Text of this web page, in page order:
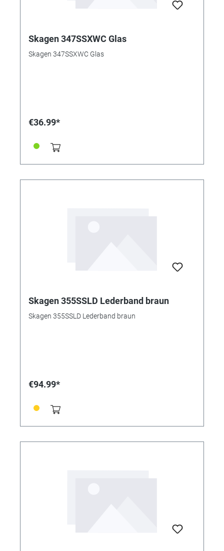
Skagen 347SSXWC Glas
Skagen 347SSXWC Glas
€36.99*
Skagen 355SSLD Lederband braun
Skagen 355SSLD Lederband braun
€94.99*